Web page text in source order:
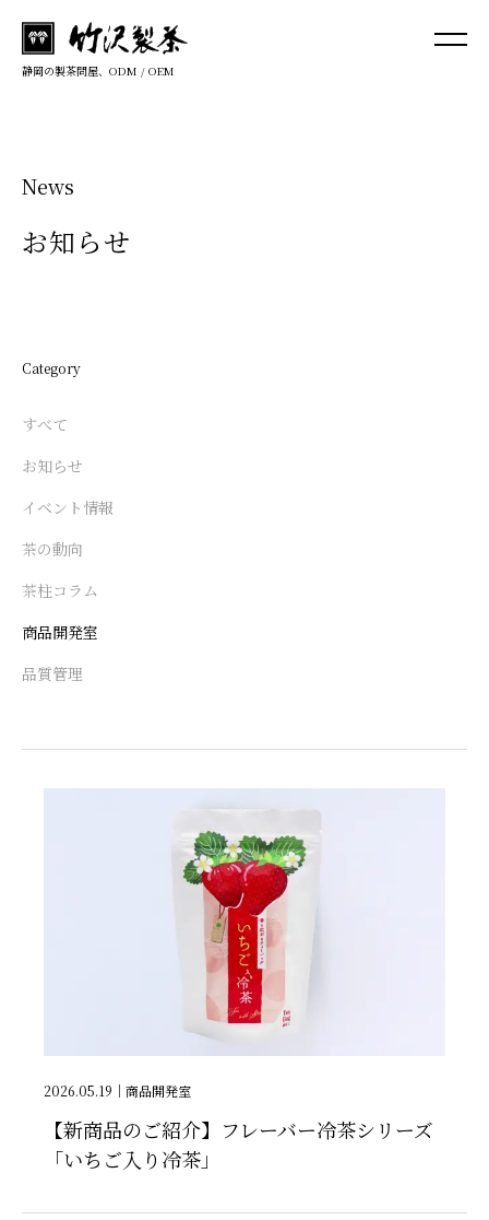
静岡の製茶問屋、ODM / OEM
News
お知らせ
Category
すべて
お知らせ
イベント情報
茶の動向
茶柱コラム
商品開発室
品質管理
2026.05.19 ｜ 商品開発室
【新商品のご紹介】フレーバー冷茶シリーズ
「いちご入り冷茶」